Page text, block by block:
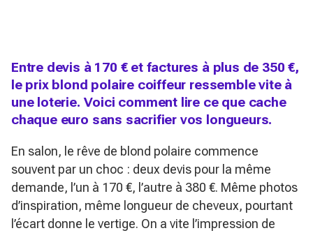
Entre devis à 170 € et factures à plus de 350 €,
le prix blond polaire coiffeur ressemble vite à
une loterie. Voici comment lire ce que cache
chaque euro sans sacrifier vos longueurs.
En salon, le rêve de blond polaire commence
souvent par un choc : deux devis pour la même
demande, l’un à 170 €, l’autre à 380 €. Même photos
d’inspiration, même longueur de cheveux, pourtant
l’écart donne le vertige. On a vite l’impression de